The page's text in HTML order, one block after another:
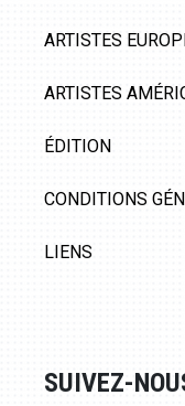
ARTISTES
ARTISTES
ÉDITION
CONDITIONS
LIENS
SUIVEZ-